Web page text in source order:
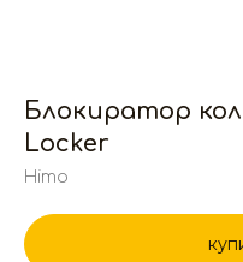
Блокиратор
Locker
Himo